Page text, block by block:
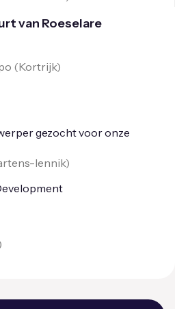
van Roeselare
(Kortrijk)
gezocht voor onze
lennik)